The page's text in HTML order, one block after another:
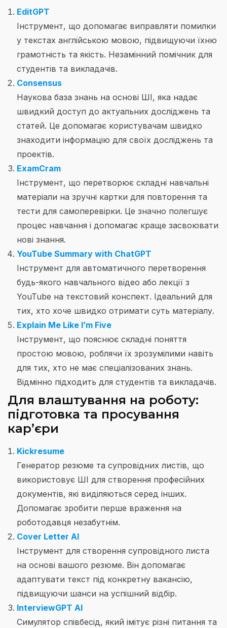
EditGPT
Інструмент, що допомагає виправляти помилки
у текстах англійською мовою, підвищуючи їхню
грамотність та якість. Незамінний помічник для
студентів та викладачів.
Consensus
Наукова база знань на основі ШІ, яка надає
швидкий доступ до актуальних досліджень та
статей. Це допомагає користувачам швидко
знаходити інформацію для своїх досліджень та
проектів.
ExamCram
Інструмент, що перетворює складні навчальні
матеріали на зручні картки для повторення та
тести для самоперевірки. Це значно полегшує
процес навчання і допомагає краще засвоювати
нові знання.
YouTube Summary with ChatGPT
Інструмент для автоматичного перетворення
будь-якого навчального відео або лекції з
YouTube на текстовий конспект. Ідеальний для
тих, хто хоче швидко отримати суть матеріалу.
Explain Me Like I’m Five
Інструмент, що пояснює складні поняття
простою мовою, роблячи їх зрозумілими навіть
для тих, хто не має спеціалізованих знань.
Відмінно підходить для студентів та викладачів.
Для влаштування на роботу:
підготовка та просування
кар’єри
Kickresume
Генератор резюме та супровідних листів, що
використовує ШІ для створення професійних
документів, які виділяються серед інших.
Допомагає зробити перше враження на
роботодавця незабутнім.
Cover Letter AI
Інструмент для створення супровідного листа
на основі вашого резюме. Він допомагає
адаптувати текст під конкретну вакансію,
підвищуючи шанси на успішний відбір.
InterviewGPT AI
Симулятор співбесід, який імітує різні питання та